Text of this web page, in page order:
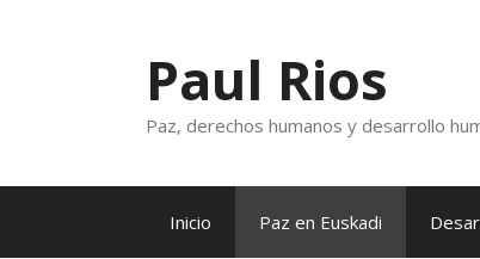
Paul Rios
Paz, derechos humanos y desarrollo
Inicio Paz en Euskadi